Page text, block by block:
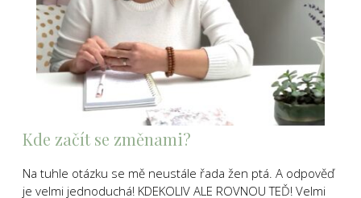
Kde začít se změnami?
Na tuhle otázku se mě neustále řada žen ptá. A odpověď
je velmi jednoduchá! KDEKOLIV ALE ROVNOU TEĎ! Velmi